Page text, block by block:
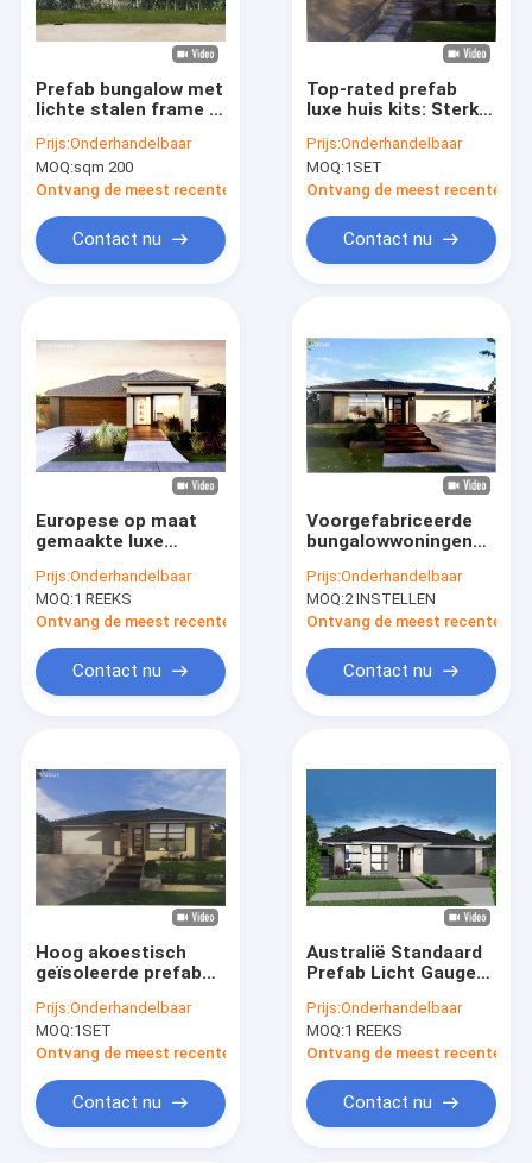
Over ons
Neem contact met ons op
Nieuws
Vraag een offerte
Prefabstaalhuis
Prefabhuisuitrustingen
Draagbare Noodsituatieschuilplaats
Prefabtuinstudio
Prefabsta-caravan
Prefab Modulaire Huizen
Prefabbungalowhuizen
De Bungalowwen van het huisstrand
Overwaterbungalow
Australische Omavlakten
Prefab bungalow met
lichte stalen frame –
en
cabineoplossingen
Prijs:Onderhandelbaar
MOQ:sqm 200
Ontvang de meest recente Prijs
Contact nu
Top-rated prefab
luxe huis kits: Sterk
gauge staal
bungalow
Prijs:Onderhandelbaar
MOQ:1SET
Ontvang de meest recente
Contact nu
Europese op maat
gemaakte luxe
huizen met
staalframe
geprefabriceerd huis
bungalowproject
Prijs:Onderhandelbaar
MOQ:1 REEKS
Ontvang de meest recente Prijs
Contact nu
Voorgefabriceerde
bungalowwoningen
Prijs:Onderhandelbaar
MOQ:2 INSTELLEN
Ontvang de meest recente
Contact nu
Hoog akoestisch
geïsoleerde prefab
lichtmetalen stalen
frame
eengezinswoning
Prijs:Onderhandelbaar
MOQ:1SET
Ontvang de meest recente Prijs
Contact nu
Australië Standaard
Prefab Licht Gauge
Modulaire Huizen
Prijs:Onderhandelbaar
MOQ:1 REEKS
Ontvang de meest recente
Contact nu